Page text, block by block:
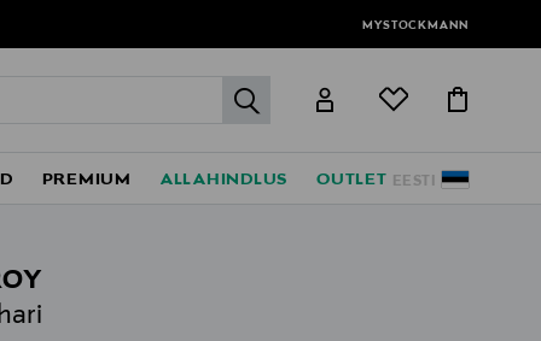
MYSTOCKMANN
label.header.go
EESTI
PREMIUM ALLAHINDLUS OUTLET